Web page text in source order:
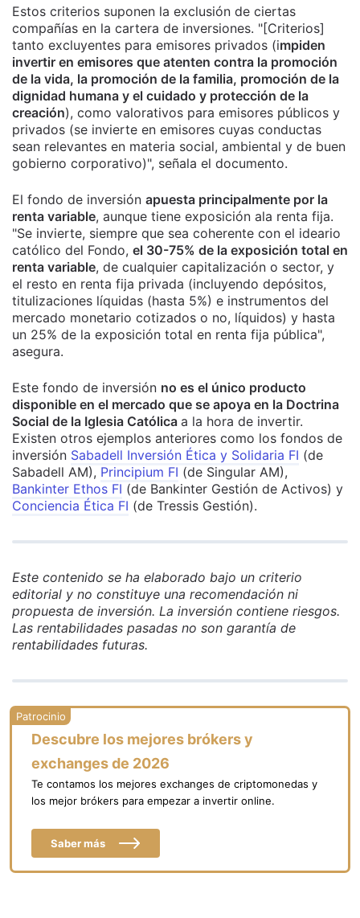
Estos criterios suponen la exclusión de ciertas
compañías en la cartera de inversiones. "[Criterios]
tanto excluyentes para emisores privados (impiden
invertir en emisores que atenten contra la promoción
de la vida, la promoción de la familia, promoción de la
dignidad humana y el cuidado y protección de la
creación), como valorativos para emisores públicos y
privados (se invierte en emisores cuyas conductas
sean relevantes en materia social, ambiental y de buen
gobierno corporativo)", señala el documento.
El fondo de inversión apuesta principalmente por la
renta variable, aunque tiene exposición ala renta fija.
"Se invierte, siempre que sea coherente con el ideario
católico del Fondo, el 30-75% de la exposición total en
renta variable, de cualquier capitalización o sector, y
el resto en renta fija privada (incluyendo depósitos,
titulizaciones líquidas (hasta 5%) e instrumentos del
mercado monetario cotizados o no, líquidos) y hasta
un 25% de la exposición total en renta fija pública",
asegura.
Este fondo de inversión no es el único producto
disponible en el mercado que se apoya en la Doctrina
Social de la Iglesia Católica a la hora de invertir.
Existen otros ejemplos anteriores como los fondos de
inversión Sabadell Inversión Ética y Solidaria FI (de
Sabadell AM), Principium FI (de Singular AM),
Bankinter Ethos FI (de Bankinter Gestión de Activos) y
Conciencia Ética FI (de Tressis Gestión).
Este contenido se ha elaborado bajo un criterio
editorial y no constituye una recomendación ni
propuesta de inversión. La inversión contiene riesgos.
Las rentabilidades pasadas no son garantía de
rentabilidades futuras.
Descubre los mejores brókers y
exchanges de 2026
Te contamos los mejores exchanges de criptomonedas y
los mejor brókers para empezar a invertir online.
Saber más